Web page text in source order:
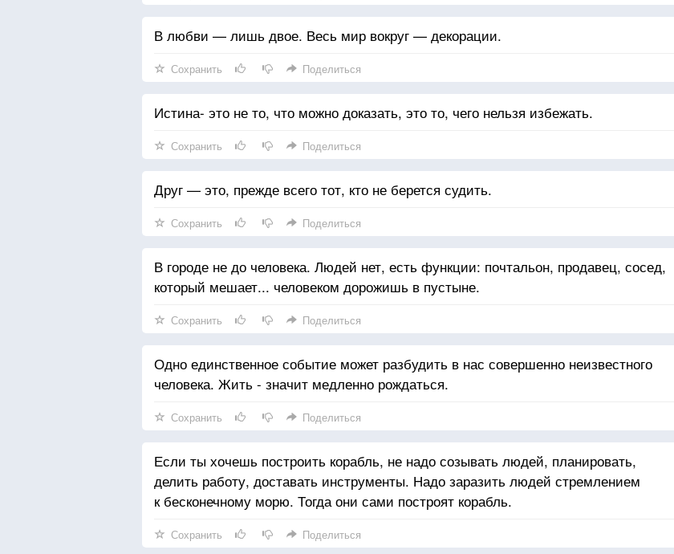
В любви — лишь двое. Весь мир вокруг — декорации.
Сохранить Поделиться
Истина- это не то, что можно доказать, это то, чего нельзя избежать.
Сохранить Поделиться
Друг — это, прежде всего тот, кто не берется судить.
Сохранить Поделиться
В городе не до человека. Людей нет, есть функции: почтальон, продавец, сосед,
который мешает... человеком дорожишь в пустыне.
Сохранить Поделиться
Одно единственное событие может разбудить в нас совершенно неизвестного
человека. Жить - значит медленно рождаться.
Сохранить Поделиться
Если ты хочешь построить корабль, не надо созывать людей, планировать,
делить работу, доставать инструменты. Надо заразить людей стремлением
к бесконечному морю. Тогда они сами построят корабль.
Сохранить Поделиться